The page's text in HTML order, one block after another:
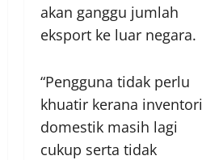
akan ganggu jumlah
eksport ke luar negara.
“Pengguna tidak perlu
khuatir kerana inventori
domestik masih lagi
cukup serta tidak